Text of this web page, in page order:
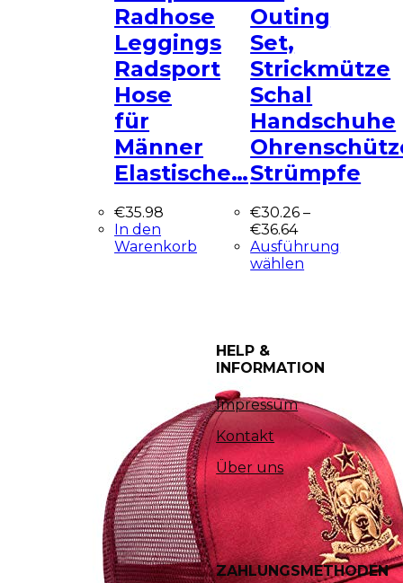
Radhose
Leggings
Radsport
Hose
für
Männer
Elastische…
€35.98
In den
Warenkorb
Outing
Set,
Strickmütze
Schal
Handschuhe
Strümpfe
€30.26 –
€36.64
Ausführung
wählen
HELP &
INFORMATION
Impressum
Kontakt
Über uns
ZAHLUNGSMETHODEN